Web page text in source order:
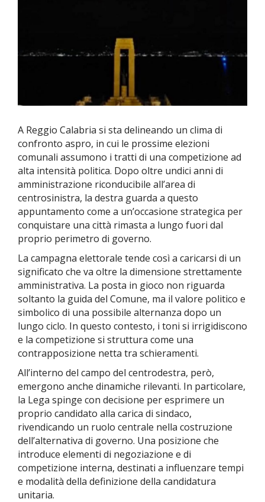
A Reggio Calabria si sta delineando un clima di
confronto aspro, in cui le prossime elezioni
comunali assumono i tratti di una competizione ad
alta intensità politica. Dopo oltre undici anni di
amministrazione riconducibile all’area di
centrosinistra, la destra guarda a questo
appuntamento come a un’occasione strategica per
conquistare una città rimasta a lungo fuori dal
proprio perimetro di governo.
La campagna elettorale tende così a caricarsi di un
significato che va oltre la dimensione strettamente
amministrativa. La posta in gioco non riguarda
soltanto la guida del Comune, ma il valore politico e
simbolico di una possibile alternanza dopo un
lungo ciclo. In questo contesto, i toni si irrigidiscono
e la competizione si struttura come una
contrapposizione netta tra schieramenti.
All’interno del campo del centrodestra, però,
emergono anche dinamiche rilevanti. In particolare,
la Lega spinge con decisione per esprimere un
proprio candidato alla carica di sindaco,
rivendicando un ruolo centrale nella costruzione
dell’alternativa di governo. Una posizione che
introduce elementi di negoziazione e di
competizione interna, destinati a influenzare tempi
e modalità della definizione della candidatura
unitaria.